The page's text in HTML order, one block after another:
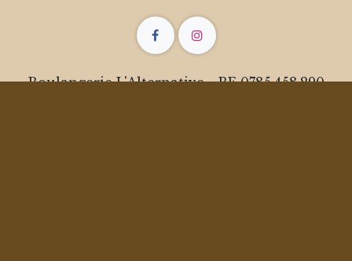
Boulangerie L'Alternative - BE 0785.458.290